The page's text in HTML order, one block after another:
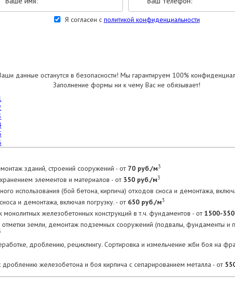
Я согласен с политикой конфиденциальности
данные останутся в безопасности! Мы гарантируем 100%
Заполнение формы ни к чему Вас не обязывает!
зданий, строений сооружений - от 70 руб./м3
элементов и материалов - от 350 руб./м3
использования (бой бетона, кирпича) отходов сноса и демонтажа,
и демонтажа, включая погрузку. - от 650 руб./м3
железобетонных конструкций в т.ч. фундаментов - от1500-
отметки земли, демонтаж подземных сооружений (подвалы, фундаменты и
дроблению, рециклингу. Сортировка и измельчение жби боя на
дроблению железобетона и боя кирпича с сепарированием металла - от